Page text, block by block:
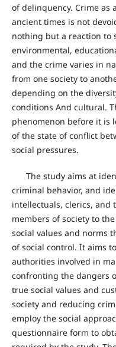
of delinquency. Crime as
ancient times is not
nothing but a reaction to
environmental,
and the crime varies in
from one society to
depending on the
conditions And cultural.
phenomenon before it is
of the state of conflict
social pressures.
The study aims at
criminal behavior, and
intellectuals, clerics, and
members of society to
social values ​​and norms
of social control. It aims
authorities involved in
confronting the dangers
true social values ​​and
society and reducing
employ the social
questionnaire form to